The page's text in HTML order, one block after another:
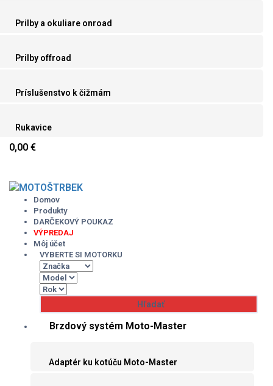
Prilby a okuliare onroad
Prilby offroad
Príslušenstvo k čižmám
Rukavice
0,00 €
contentDomov
Produkty
DARČEKOVÝ POUKAZ
VÝPREDAJ
Môj účet
VYBERTE SI MOTORKU
Brzdový systém Moto-Master
Adaptér ku kotúču Moto-Master